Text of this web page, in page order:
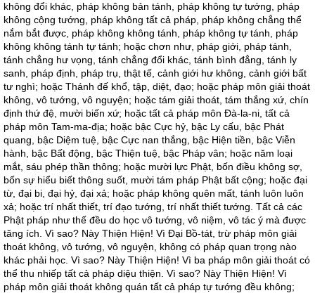
không đổi khác, pháp không bản tánh, pháp không tự tướng, pháp
không cộng tướng, pháp không tất cả pháp, pháp không chẳng thể
nắm bắt được, pháp không không tánh, pháp không tự tánh, pháp
không không tánh tự tánh; hoặc chơn như, pháp giới, pháp tánh,
tánh chẳng hư vọng, tánh chẳng đổi khác, tánh bình đẳng, tánh ly
sanh, pháp định, pháp trụ, thật tế, cảnh giới hư không, cảnh giới bất
tư nghì; hoặc Thánh đế khổ, tập, diệt, đạo; hoặc pháp môn giải thoát
không, vô tướng, vô nguyện; hoặc tám giải thoát, tám thắng xứ, chín
định thứ đệ, mười biến xứ; hoặc tất cả pháp môn Đà-la-ni, tất cả
pháp môn Tam-ma-địa; hoặc bậc Cực hỷ, bậc Ly cấu, bậc Phát
quang, bậc Diệm tuệ, bậc Cực nan thắng, bậc Hiện tiền, bậc Viễn
hành, bậc Bất động, bậc Thiện tuệ, bậc Pháp vân; hoặc năm loại
mắt, sáu phép thần thông; hoặc mười lực Phật, bốn điều không sợ,
bốn sự hiểu biết thông suốt, mười tám pháp Phật bất cộng; hoặc đại
từ, đại bi, đại hỷ, đại xả; hoặc pháp không quên mất, tánh luôn luôn
xả; hoặc trí nhất thiết, trí đạo tướng, trí nhất thiết tướng. Tất cả các
Phật pháp như thế đều do học vô tướng, vô niệm, vô tác ý mà được
tăng ích. Vì sao? Này Thiện Hiện! Vì Đại Bồ-tát, trừ pháp môn giải
thoát không, vô tướng, vô nguyện, không có pháp quan trọng nào
khác phải học. Vì sao? Này Thiện Hiện! Vì ba pháp môn giải thoát có
thể thu nhiếp tất cả pháp diệu thiện. Vì sao? Này Thiện Hiện! Vì
pháp môn giải thoát không quán tất cả pháp tự tướng đều không;